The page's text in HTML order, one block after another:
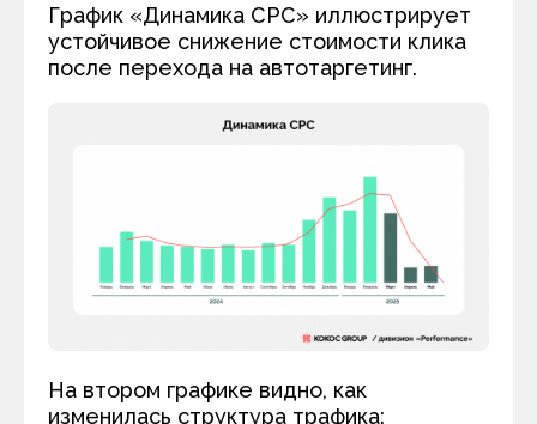
График «Динамика СРС» иллюстрирует
устойчивое снижение стоимости клика
после перехода на автотаргетинг.
На втором графике видно, как
изменилась структура трафика: